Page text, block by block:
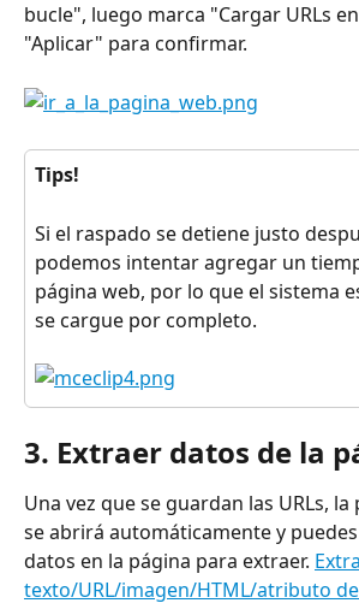
bucle", luego marca "Cargar URLs
"Aplicar" para confirmar.
Tips!
Si el raspado se detiene justo
podemos intentar agregar un
página web, por lo que el sistema
se cargue por completo.
3. Extraer datos de la
Una vez que se guardan las URLs,
se abrirá automáticamente y
datos en la página para extraer.
texto/URL/imagen/HTML/atributo